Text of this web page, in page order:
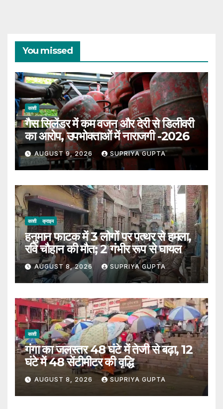
You missed
काशी
गैस सिलेंडर में कम वजन और देरी से डिलीवरी
का आरोप, उपभोक्ताओं में नाराजगी -2026
AUGUST 9, 2026 SUPRIYA GUPTA
काशी क्राइम
हनुमान फाटक में 3 लोगों पर पत्थर से हमला,
रवि चौहान की मौत; 2 गंभीर रूप से घायल
AUGUST 8, 2026 SUPRIYA GUPTA
काशी
गंगा का जलस्तर 48 घंटे में तेजी से बढ़ा, 12
घंटे में 48 सेंटीमीटर की वृद्धि
AUGUST 8, 2026 SUPRIYA GUPTA